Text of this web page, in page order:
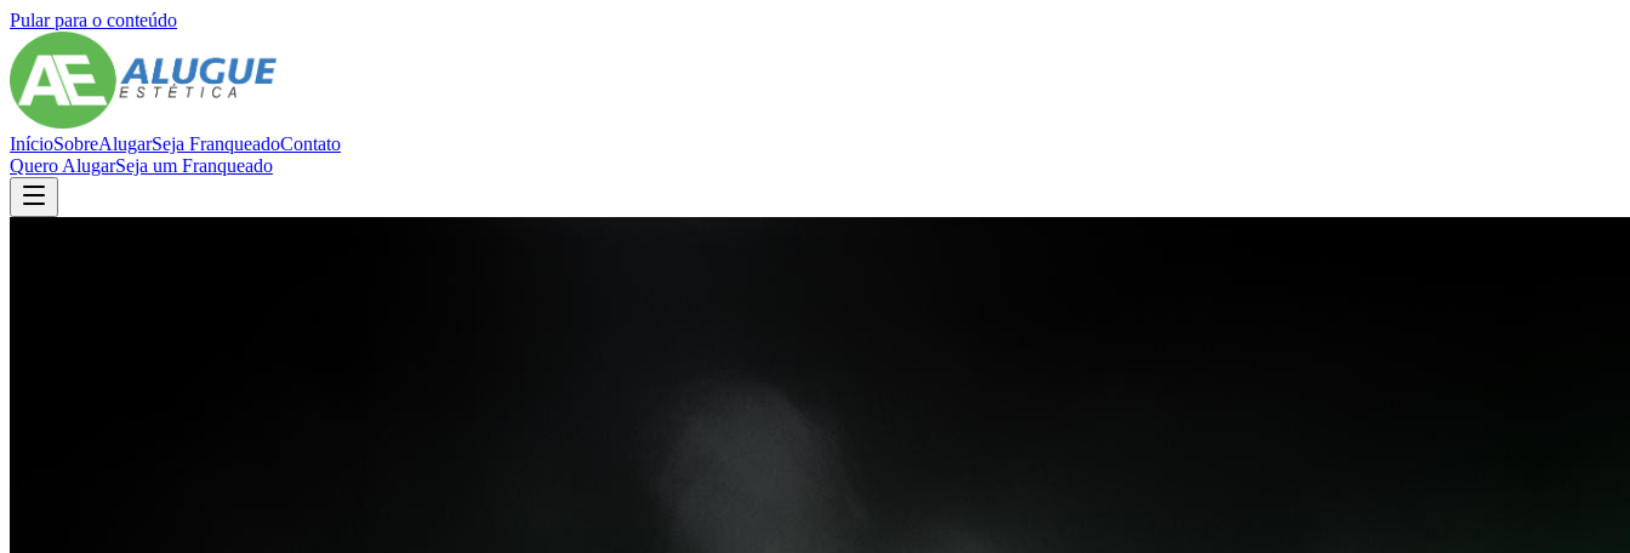
Pular para o conteúdo
InícioSobreAlugarSeja FranqueadoContato
Quero AlugarSeja um Franqueado